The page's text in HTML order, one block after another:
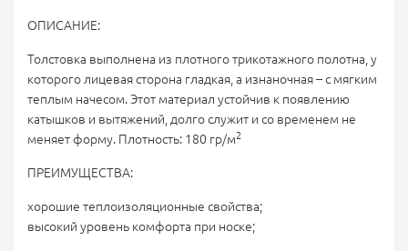
ОПИСАНИЕ:
Толстовка выполнена из плотного трикотажного полотна, у
которого лицевая сторона гладкая, а изнаночная – с мягким
теплым начесом. Этот материал устойчив к появлению
катышков и вытяжений, долго служит и со временем не
меняет форму. Плотность: 180 гр/м2
ПРЕИМУЩЕСТВА:
хорошие теплоизоляционные свойства;
высокий уровень комфорта при носке;